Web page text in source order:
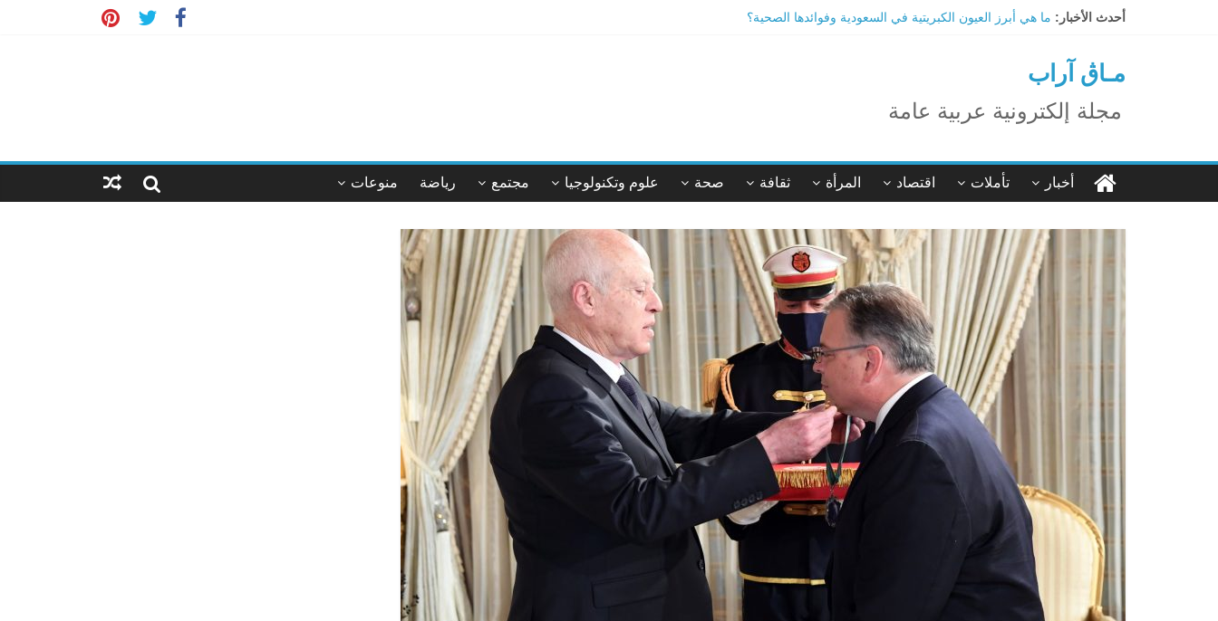
أحدث الأخبار: ما هي أبرز العيون الكبريتية في السعودية وفوائدها الصحية؟
اكتشاف مدينة ضخمة تحت أهرامات الجيزة.. حقيقة أم خيال؟مـاڨ آراب
مجلة إلكترونية عربية عامة
أخبار تأملات اقتصاد المرأة ثقافة صحة علوم وتكنولوجيا مجتمع رياضة منوعات